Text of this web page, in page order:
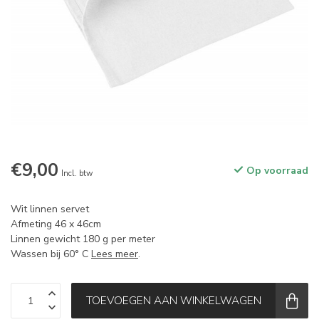
€9,00 Incl. btw Op voorraad
Wit linnen servet
Afmeting 46 x 46cm
Linnen gewicht 180 g per meter
Wassen bij 60° C Lees meer.
TOEVOEGEN AAN WINKELWAGEN